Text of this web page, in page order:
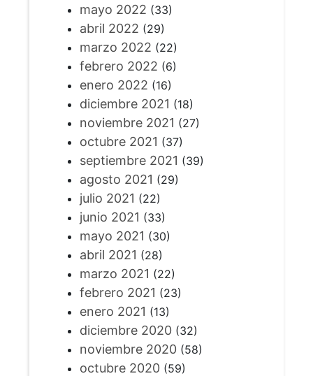
mayo 2022 (33)
abril 2022 (29)
marzo 2022 (22)
febrero 2022 (6)
enero 2022 (16)
diciembre 2021 (18)
noviembre 2021 (27)
octubre 2021 (37)
septiembre 2021 (39)
agosto 2021 (29)
julio 2021 (22)
junio 2021 (33)
mayo 2021 (30)
abril 2021 (28)
marzo 2021 (22)
febrero 2021 (23)
enero 2021 (13)
diciembre 2020(32)
noviembre 2020(58)
octubre 2020(59)